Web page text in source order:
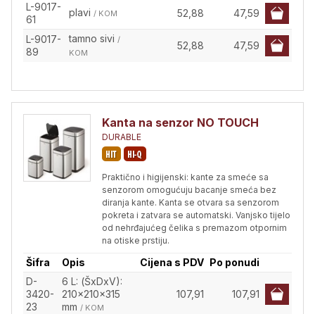
L-9017-
61
plavi / KOM 52,88 47,59
L-9017-
89
tamno sivi /
KOM
52,88 47,59
Kanta na senzor NO TOUCH
DURABLE
Praktično i higijenski: kante za smeće sa
senzorom omogućuju bacanje smeća bez
diranja kante. Kanta se otvara sa senzorom
pokreta i zatvara se automatski. Vanjsko tijelo
od nehrđajućeg čelika s premazom otpornim
na otiske prstiju.
Šifra Opis Cijena s PDV Po ponudi
D-
3420-
23
6 L: (ŠxDxV):
210x210x315
mm / KOM
107,91 107,91